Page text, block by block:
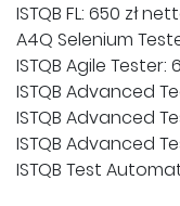
ISTQB FL: 650 zł
A4Q Selenium
ISTQB Agile Tester:
ISTQB Advanced
ISTQB Advanced
ISTQB Advanced
ISTQB Test